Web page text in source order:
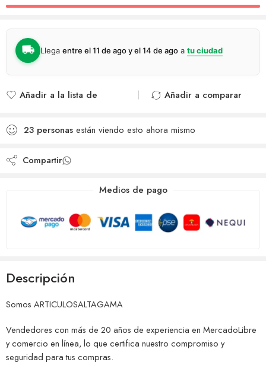
Llega entre el 11 de ago y el 14 de ago a tu ciudad
Añadir a la lista de
Añadido a la lista de
deseos
Añadir a comparar
23 personas están viendo esto ahora mismo
Compartir
Medios de pago
Descripción
Somos ARTICULOSALTAGAMA
Vendedores con más de 20 años de experiencia en MercadoLibre
y comercio en línea, lo que certifica nuestro compromiso y
seguridad para tus compras.